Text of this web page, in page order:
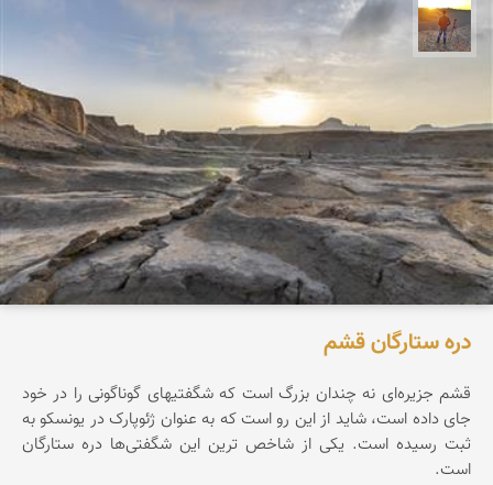
مهدی مخلصیان
دره ستارگان قشم
قشم جزیره‌ای نه چندان بزرگ است که شگفتیهای گوناگونی را در خود
جای داده است، شاید از این رو است که به عنوان ژئوپارک در یونسکو به
ثبت رسیده است. یکی از شاخص ترین این شگفتی‌ها دره ستارگان
است.